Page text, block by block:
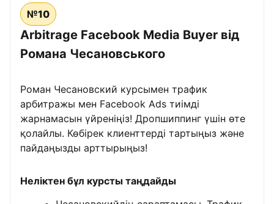
№10
Arbitrage Facebook Media Buyer від
Романа Чесановського
Роман Чесановский курсымен трафик
арбитражы мен Facebook Ads тиімді
жарнамасын үйреніңіз! Дропшиппинг үшін өте
қолайлы. Көбірек клиенттерді тартыңыз және
пайдаңызды арттырыңыз!
Неліктен бұл курсты таңдайды